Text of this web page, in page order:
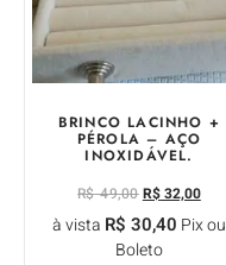
BRINCO LACINHO +
PÉROLA – AÇO
INOXIDÁVEL.
R$49,00R$32,00
à vista R$ 30,40 Pix ou
Boleto